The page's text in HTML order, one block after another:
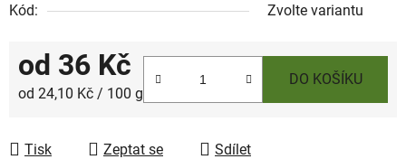
Kód:
Zvolte variantu
od 36 Kč
Měrná cena:
od 24,10 Kč / 100 g
DO KOŠÍKU
Tisk Zeptat se Sdílet